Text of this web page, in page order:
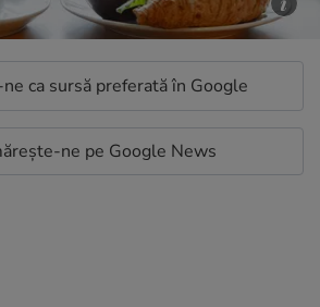
ca sursă preferată în Google
ne pe Google News